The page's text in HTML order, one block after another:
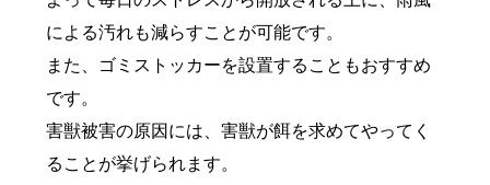
による汚れも減らすことが可能です。
また、ゴミストッカーを設置することもおすすめ
です。
害獣被害の原因には、害獣が餌を求めてやってく
ることが挙げられます。